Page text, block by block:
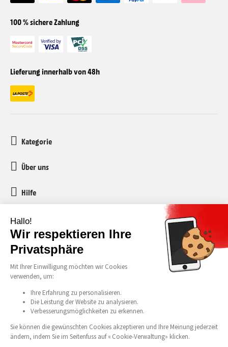
100 % sichere Zahlung
Lieferung innerhalb von 48h
Kategorie
Über uns
Hilfe
Kundenservice
media-markt-refurbished@recommerce.com
Montag-Freitag 08:00-17:00